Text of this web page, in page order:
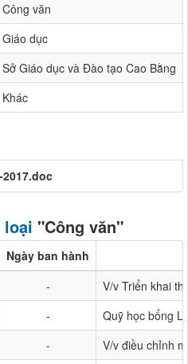
Công văn
Giáo dục
Sở Giáo dục và Đào tạo Cao Bằng
Khác
loại "Công văn"
Ngày ban hành
-
V/v Triển khai
-
Quỹ học bổng
-
V/v điều chỉnh